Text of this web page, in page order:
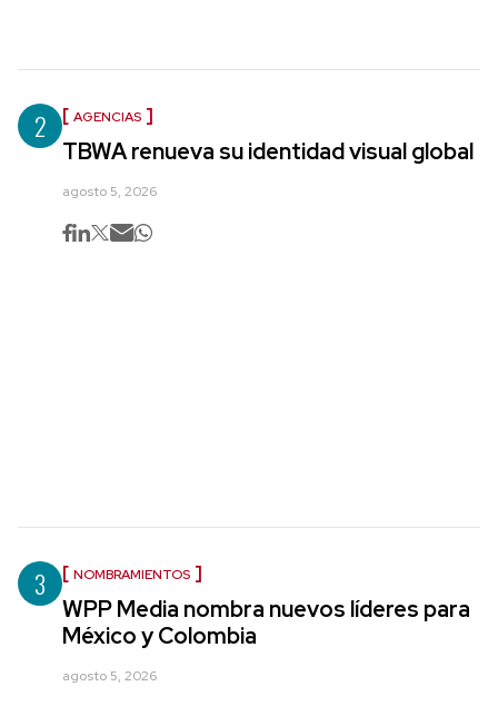
2 AGENCIAS
TBWA renueva su identidad visual global
agosto 5, 2026
3 NOMBRAMIENTOS
WPP Media nombra nuevos líderes para
México y Colombia
agosto 5, 2026